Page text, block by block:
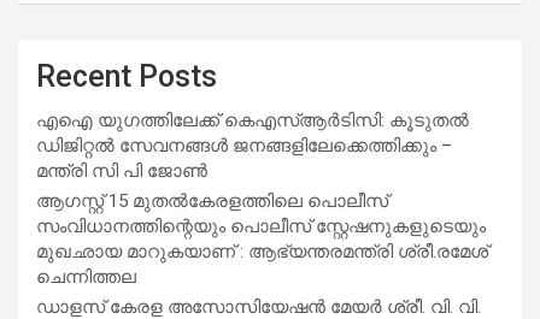
Recent Posts
എഐ യുഗത്തിലേക്ക് കെഎസ്ആർടിസി: കൂടുതൽ
ഡിജിറ്റൽ സേവനങ്ങൾ ജനങ്ങളിലേക്കെത്തിക്കും –
മന്ത്രി സി പി ജോൺ
ആഗസ്റ്റ് 15 മുതല്‍കേരളത്തിലെ പൊലീസ്
സംവിധാനത്തിന്റെയും പൊലീസ് സ്റ്റേഷനുകളുടെയും
മുഖഛായ മാറുകയാണ് : ആഭ്യന്തരമന്ത്രി ശ്രീ.രമേശ്
ചെന്നിത്തല
ഡാളസ് കേരള അസോസിയേഷൻ മേയർ ശ്രീ. വി. വി.